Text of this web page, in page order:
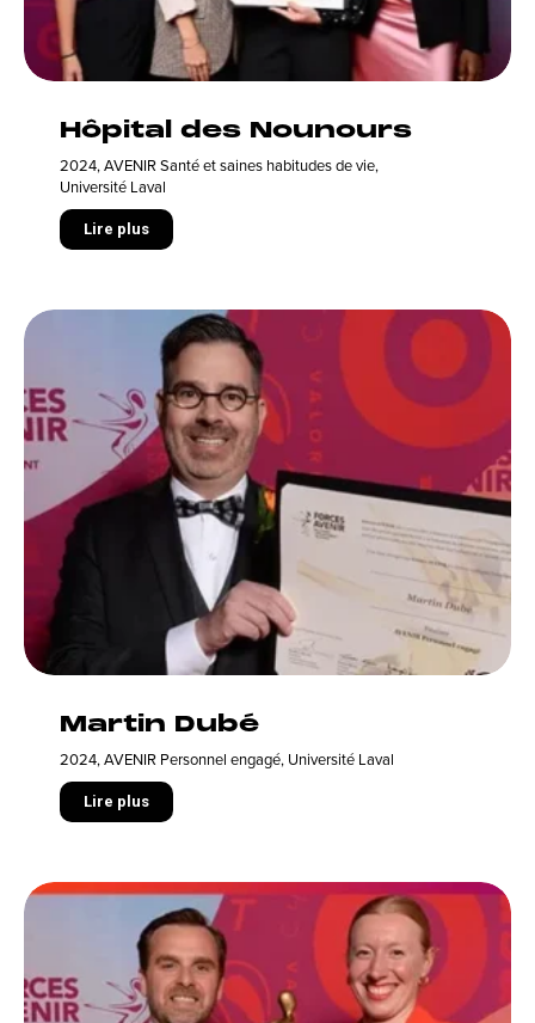
Hôpital des Nounours
2024,AVENIR Santé et saines habitudes de vie,
Université Laval
Lire plus
Martin Dubé
2024,AVENIR Personnel engagé, Université Laval
Lire plus